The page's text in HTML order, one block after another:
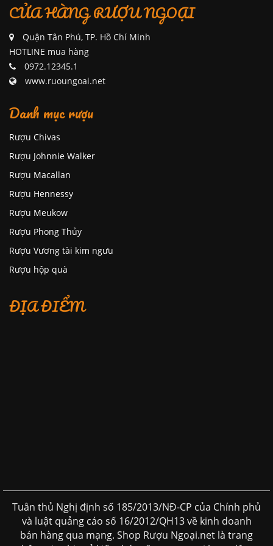
CỬA HÀNG RƯỢU NGOẠI
Quận Tân Phú, TP. Hồ Chí Minh
HOTLINE mua hàng
0972.12345.1
www.ruoungoai.net
Danh mục rượu
Rượu Chivas
Rượu Johnnie Walker
Rượu Macallan
Rượu Hennessy
Rượu Meukow
Rượu Phong Thủy
Rượu Vương tài kim ngưu
Rượu hộp quà
ĐỊA ĐIỂM
Tuân thủ Nghị định số 185/2013/NĐ-CP của Chính phủ
và luật quảng cáo số 16/2012/QH13 về kinh doanh
bán hàng qua mạng. Shop Rượu Ngoại.net là trang